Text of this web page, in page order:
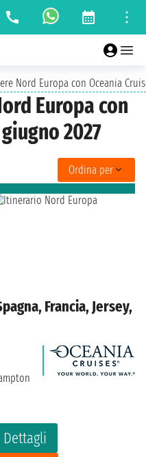
Nord Europa con Oceania
Europa con
2027
Ordina per
Francia, Jersey,
Dettagli